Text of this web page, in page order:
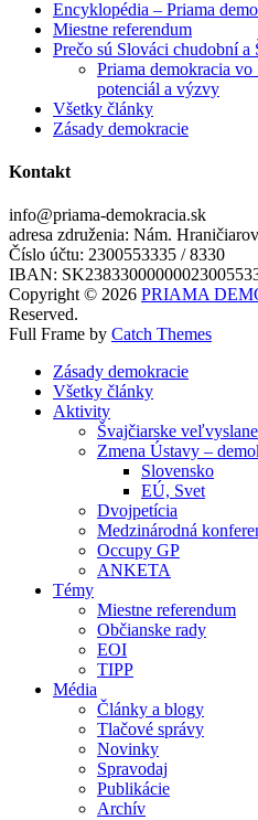
Encyklopédia – Priama
Miestne referendum
Prečo sú Slováci chudobní a
Priama demokracia
potenciál a výzvy
Všetky články
Zásady demokracie
Kontakt
info@priama-demokracia.sk
adresa združenia: Nám.
Číslo účtu: 2300553335 / 8330
IBAN:
Copyright © 2026 PRIAMA
Reserved.
Full Frame by Catch Themes
Zásady demokracie
Všetky články
Aktivity
Švajčiarske
Zmena Ústavy –
Slovensko
EÚ, Svet
Dvojpetícia
Medzinárodná
Occupy GP
ANKETA
Témy
Miestne referendum
Občianske rady
EOI
TIPP
Média
Články a blogy
Tlačové správy
Novinky
Spravodaj
Publikácie
Archív